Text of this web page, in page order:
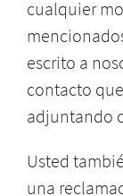
cualquier
escrito a
contacto
adjuntando
Usted
una